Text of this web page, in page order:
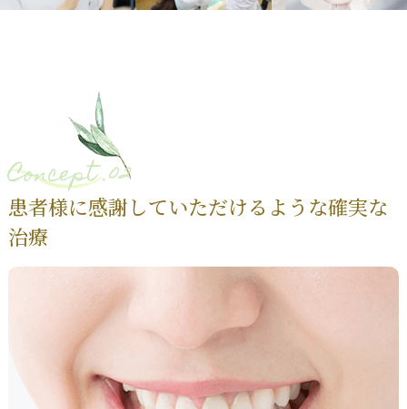
Concept .02
患者様に感謝していただけるような確実な
治療